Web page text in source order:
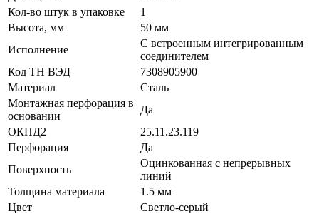
Кол-во штук в упаковке
1
Высота, мм
50 мм
Исполнение
С встроенным интегрированным
соединителем
Код ТН ВЭД
7308905900
Материал
Сталь
Монтажная перфорация в
основании
Да
ОКПД2
25.11.23.119
Перфорация
Да
Поверхность
Оцинкованная с непрерывных
линий
Толщина материала
1.5 мм
Цвет
Светло-серый